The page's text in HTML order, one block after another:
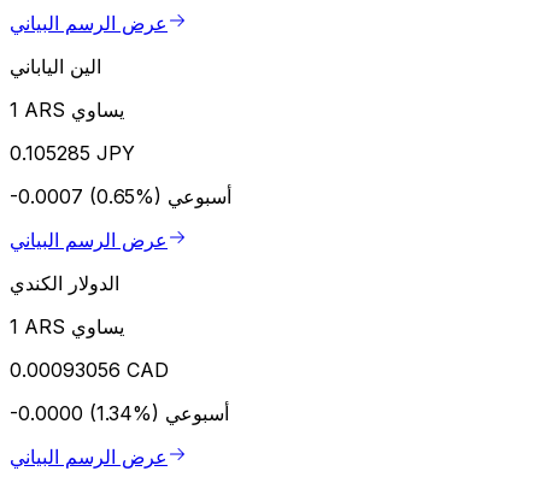
عرض الرسم البياني
الين الياباني
1 ARS يساوي
0.105285 JPY
-0.0007 (0.65%) أسبوعي
عرض الرسم البياني
الدولار الكندي
1 ARS يساوي
0.00093056 CAD
-0.0000 (1.34%) أسبوعي
عرض الرسم البياني